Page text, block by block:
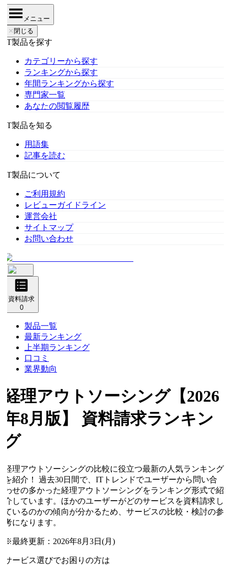
メニュー
閉じる
製品を探す
カテゴリーから探す
ランキングから探す
年間ランキングから探す
専門家一覧
あなたの閲覧履歴
製品を知る
用語集
記事を読む
製品について
ご利用規約
レビューガイドライン
運営会社
サイトマップ
お問い合わせ
資料請求
製品一覧
最新ランキング
上半期ランキング
口コミ
業界動向
理アウトソーシング【2026
8月版】 資料請求ランキン
理アウトソーシングの比較に役立つ最新の人気ランキング
紹介！ 過去30日間で、ITトレンドでユーザーから問い合
せの多かった経理アウトソーシングをランキング形式で紹
しています。ほかのユーザーがどのサービスを資料請求し
いるのかの傾向が分かるため、サービスの比較・検討の参
になります。
最終更新： 2026年8月3日(月)
ービス選びでお困りの方は